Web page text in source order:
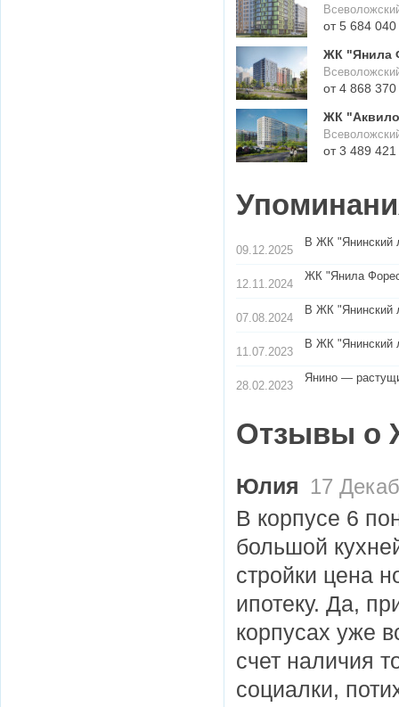
ЖК "Янила
ЖК
09.12.2025
В ЖК "Янинский
12.11.2024
​ЖК "Янила
07.08.2024
В ЖК "Янинский
11.07.2023
В ЖК "Янинский
28.02.2023
Янино —
Отзывы о
Юлия 17
В корпусе 6
большой
стройки цена
ипотеку. Да,
корпусах уже
счет наличия
социалки,